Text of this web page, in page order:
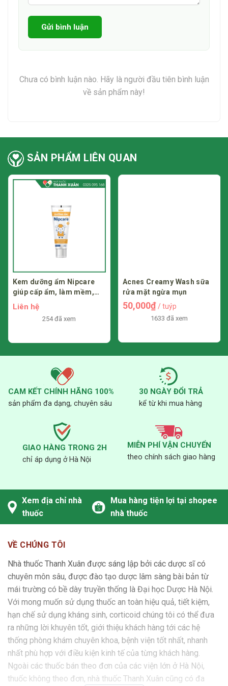
chuyên môn để sử dụng an toàn và hiệu quả.”
Gửi bình luận
Chưa có bình luận nào. Hãy là người đầu tiên bình luận
về sản phẩm này!
SẢN PHẨM LIÊN QUAN
Kem dưỡng ẩm Nipcare
giúp cấp ẩm, làm mềm,
dịu da
Liên hệ
254 đã xem
Acnes Creamy Wash sữa
rửa mặt ngừa mụn
50,000₫/ tuýp
1633 đã xem
CAM KẾT CHÍNH HÃNG 100%
sản phẩm đa dạng, chuyên sâu
30 NGÀY ĐỔI TRẢ
kể từ khi mua hàng
GIAO HÀNG TRONG 2H
chỉ áp dụng ở Hà Nội
MIỄN PHÍ VẬN CHUYỂN
theo chính sách giao hàng
Xem địa chỉ nhà
thuốc
Mua hàng tiện lợi tại shopee
nhà thuốc
VỀ CHÚNG TÔI
Nhà thuốc Thanh Xuân được sáng lập bởi các dược sĩ có
chuyên môn sâu, được đào tạo dược lâm sàng bài bản từ
mái trường có bề dày truyền thống là Đại học Dược Hà Nội.
Với mong muốn sử dụng thuốc an toàn hiệu quả, tiết kiệm,
hạn chế sử dụng kháng sinh, corticoid chúng tôi có thể đưa
ra những lời khuyên tốt, giới thiệu khách hàng tới các hệ
thống phòng khám chuyên khoa, bệnh viện tốt nhất, nhanh
nhất phù hợp với điều kiện kinh tế của từng khách hàng.
Ngoài các thuốc bán theo đơn của các viện lớn ở Hà Nội,
thuốc không theo đơn, nhà thuốc Thanh Xuân cũng có đa